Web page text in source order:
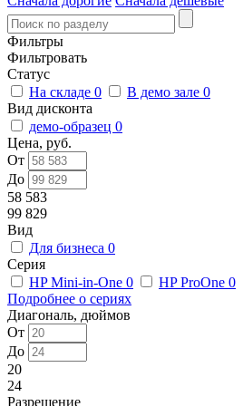
Фильтры
Фильтровать
Статус
На складе 0 В демо зале 0
Вид дисконта
демо-образец 0
Цена, руб.
От
До
58 583
99 829
Вид
Для бизнеса 0
Серия
HP Mini-in-One 0 HP ProOne 0
Подробнее о сериях
Диагональ, дюймов
От
До
20
24
Разрешение